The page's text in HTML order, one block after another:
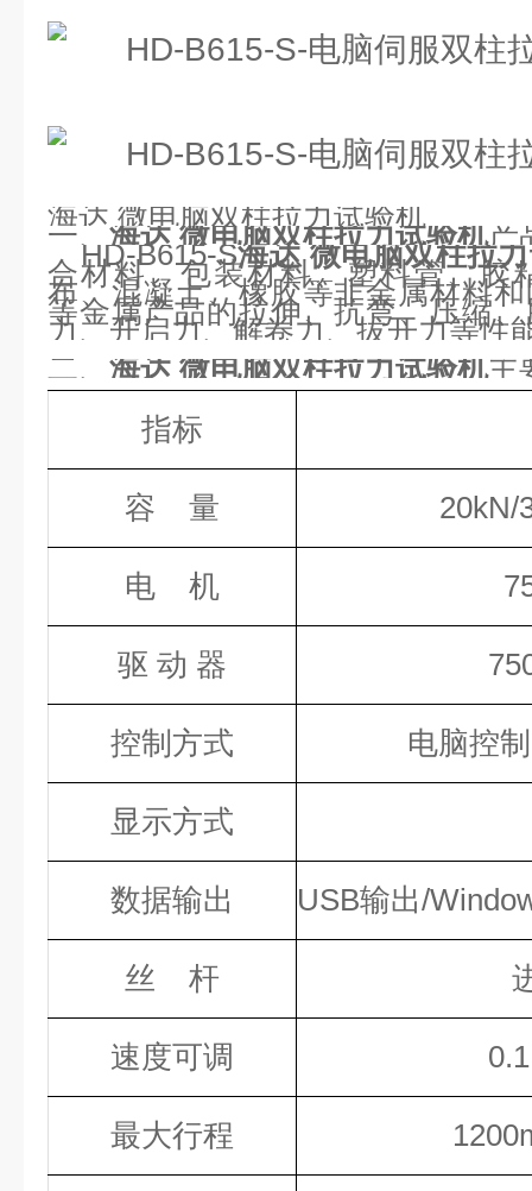
海达 微电脑双柱拉力试验机
一、海达 微电脑双柱拉力试验机产
HD-B615-S海达 微电脑双柱拉
合材料、包装材料、塑料管、胶
布、混凝土、橡胶等非金属材料
等金属产品的拉伸、抗弯、压缩
力、开启力、解卷力、拔开力等性
二、 海达 微电脑双柱拉力试验机主
指标
容 量 20kN/
电 机
驱 动 器
控制方式 电脑控
显示方式
数据输出 USB输出/
丝 杆
速度可调
最大行程